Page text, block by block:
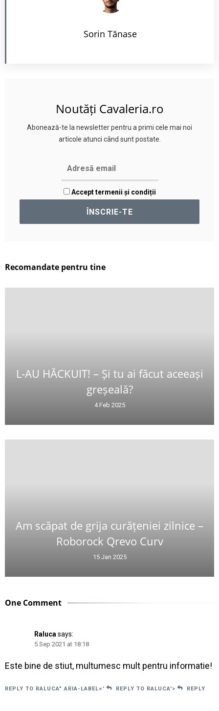
Sorin Tănase
Noutăți Cavaleria.ro
Abonează-te la newsletter pentru a primi cele mai noi
articole atunci când sunt postate.
Accept termenii și condiții
Recomandate pentru tine
L-AU HĂCKUIT! – Și tu ai făcut aceeași
greșeală?
4 Feb 2025
Am scăpat de grija curățeniei zilnice –
Roborock Qrevo Curv
15 Jan 2025
One Comment
Raluca says:
5 Sep 2021 at 18:18
Este bine de stiut, multumesc mult pentru informatie!
REPLY TO RALUCA" ARIA-LABEL=' REPLY TO RALUCA'> REPLY